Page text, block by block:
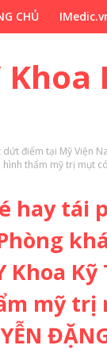
CHỦ
Khoa
điểm tại Mỹ Viện
thẩm mỹ trị mụt
hay tái
Kỹ
mỹ trị